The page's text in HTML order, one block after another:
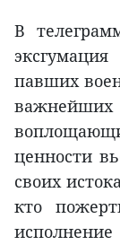
В
павших
ценности
своих
кто